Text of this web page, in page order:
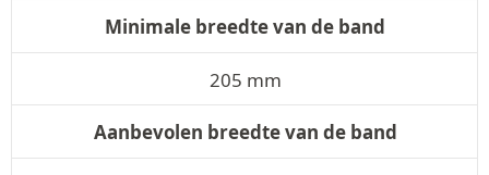
Minimale breedte van de band
205 mm
Aanbevolen breedte van de band